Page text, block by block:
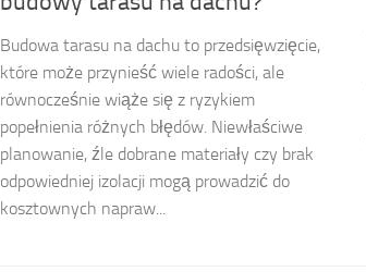
Budowa tarasu na dachu to przedsięwzięcie,
które może przynieść wiele radości, ale
równocześnie wiąże się z ryzykiem
popełnienia różnych błędów. Niewłaściwe
planowanie, źle dobrane materiały czy brak
odpowiedniej izolacji mogą prowadzić do
kosztownych napraw...